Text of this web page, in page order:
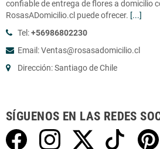
confiable de entrega de flores a domicilio
RosasADomicilio.cl puede ofrecer. [...]
Tel:+56986802230
Email: Ventas@rosasadomicilio.cl
Dirección: Santiago de Chile
SÍGUENOS EN LAS REDES